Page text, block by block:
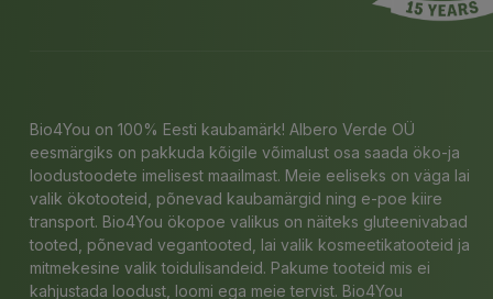
Bio4You on 100% Eesti kaubamärk! Albero Verde OÜ
eesmärgiks on pakkuda kõigile võimalust osa saada öko-ja
loodustoodete imelisest maailmast. Meie eeliseks on väga lai
valik ökotooteid, põnevad kaubamärgid ning e-poe kiire
transport. Bio4You ökopoe valikus on näiteks gluteenivabad
tooted, põnevad vegantooted, lai valik kosmeetikatooteid ja
mitmekesine valik toidulisandeid. Pakume tooteid mis ei
kahjustada loodust, loomi ega meie tervist. Bio4You